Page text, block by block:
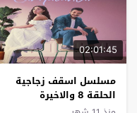
02:01:45
مسلسل اسقف زجاجية
الحلقة 8 والاخيرة